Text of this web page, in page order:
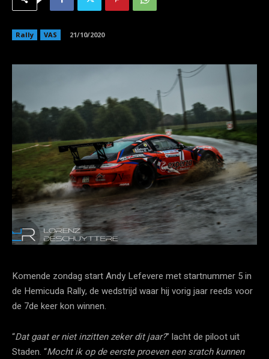
Rally VAS 21/10/2020
Komende zondag start Andy Lefevere met startnummer 5 in
de Hemicuda Rally, de wedstrijd waar hij vorig jaar reeds voor
de 7de keer kon winnen.
“Dat gaat er niet inzitten zeker dit jaar?” lacht de piloot uit
Staden. “Mocht ik op de eerste proeven een sratch kunnen